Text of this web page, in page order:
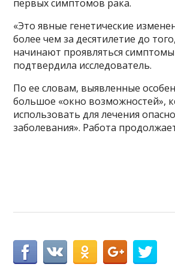
первых симптомов рака.
«Это явные генетические
более чем за десятилетие до
начинают проявляться
подтвердила исследователь.
По ее словам, выявленные
большое «окно возможностей»,
использовать для лечения
заболевания». Работа